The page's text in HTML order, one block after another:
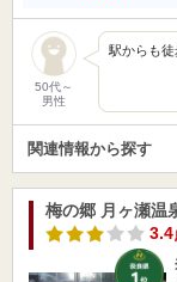
50代～
男性
駅からも徒
関連情報から探す
梅の郷 月ヶ瀬温
3.4